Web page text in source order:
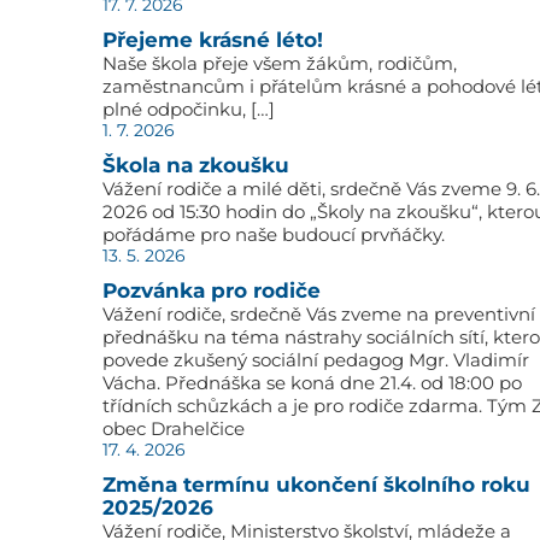
17. 7. 2026
Přejeme krásné léto!
Naše škola přeje všem žákům, rodičům,
zaměstnancům i přátelům krásné a pohodové
plné odpočinku, […]
1. 7. 2026
Škola na zkoušku
Vážení rodiče a milé děti, srdečně Vás zveme 9. 6.
2026 od 15:30 hodin do „Školy na zkoušku“,
pořádáme pro naše budoucí prvňáčky.
13. 5. 2026
Pozvánka pro rodiče
Vážení rodiče, srdečně Vás zveme na preventivní
přednášku na téma nástrahy sociálních sítí,
povede zkušený sociální pedagog Mgr. Vladimír
Vácha. Přednáška se koná dne 21.4. od 18:00 po
třídních schůzkách a je pro rodiče zdarma. Tým
obec Drahelčice
17. 4. 2026
Změna termínu ukončení školního roku
2025/2026
Vážení rodiče, Ministerstvo školství, mládeže a